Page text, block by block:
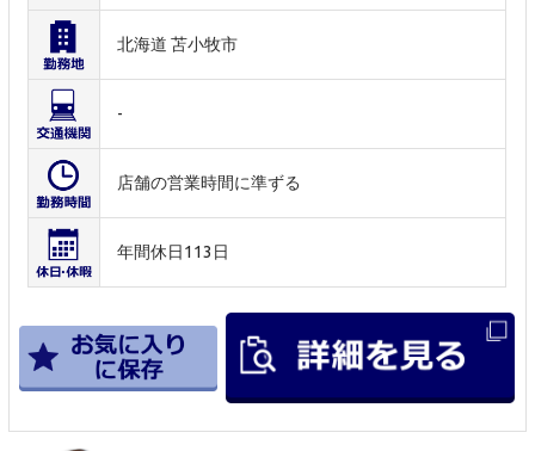
北海道 苫小牧市
-
店舗の営業時間に準ずる
年間休日113日